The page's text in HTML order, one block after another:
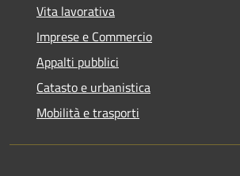
Vita lavorativa
Imprese e Commercio
Appalti pubblici
Catasto e urbanistica
Mobilità e trasporti